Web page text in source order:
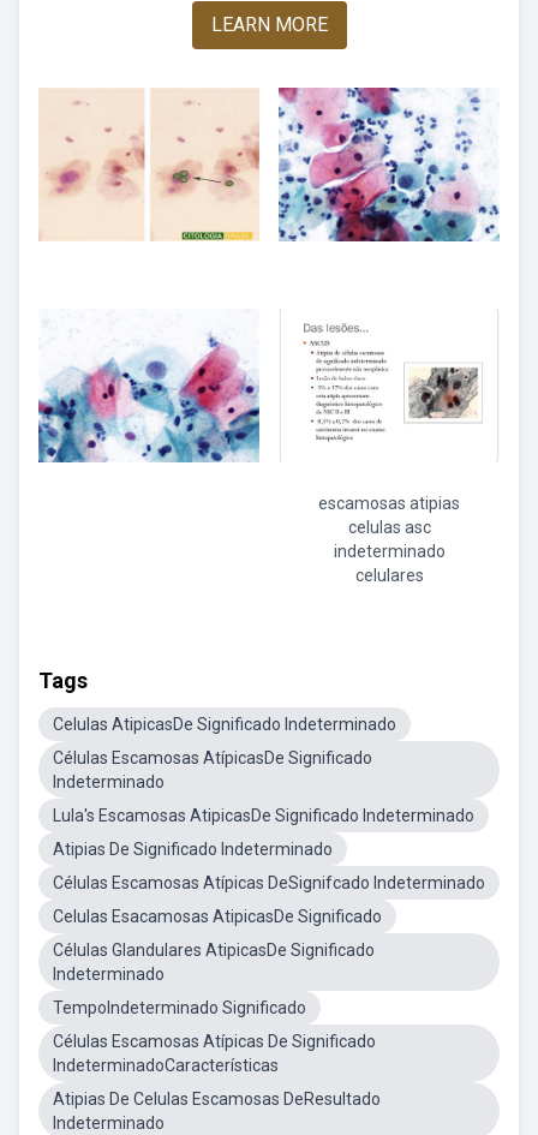
LEARN MORE
escamosas atipias
celulas asc
indeterminado
celulares
Tags
Celulas AtipicasDe Significado Indeterminado
Células Escamosas AtípicasDe Significado
Indeterminado
Lula's Escamosas AtipicasDe Significado Indeterminado
Atipias De Significado Indeterminado
Células Escamosas Atípicas DeSignifcado Indeterminado
Celulas Esacamosas AtipicasDe Significado
Células Glandulares AtipicasDe Significado
Indeterminado
TempoIndeterminado Significado
Células Escamosas Atípicas De Significado
IndeterminadoCaracterísticas
Atipias De Celulas Escamosas DeResultado
Indeterminado